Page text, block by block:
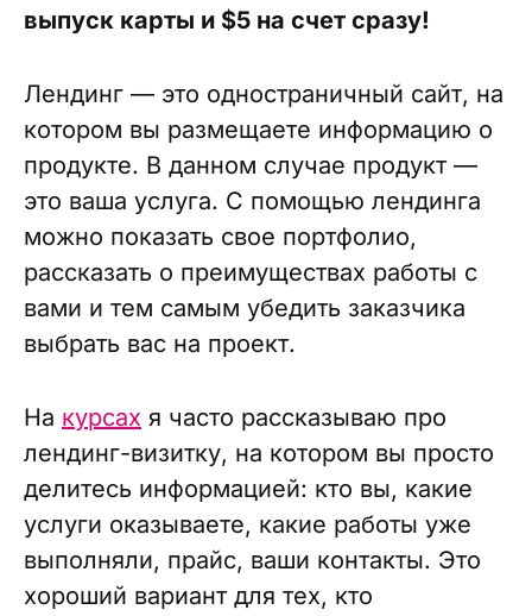
выпуск карты и $5 на счет сразу!
Лендинг — это одностраничный сайт, на
котором вы размещаете информацию о
продукте. В данном случае продукт —
это ваша услуга. С помощью лендинга
можно показать свое портфолио,
рассказать о преимуществах работы с
вами и тем самым убедить заказчика
выбрать вас на проект.
На курсах я часто рассказываю про
лендинг-визитку, на котором вы просто
делитесь информацией: кто вы, какие
услуги оказываете, какие работы уже
выполняли, прайс, ваши контакты. Это
хороший вариант для тех, кто